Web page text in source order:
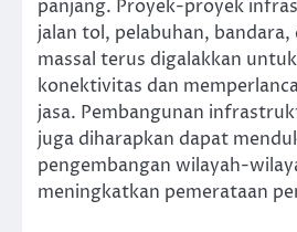
panjang. Proyek-proyek
jalan tol, pelabuhan,
massal terus digalakkan
konektivitas dan
jasa. Pembangunan
juga diharapkan dapat
pengembangan wilayah-
meningkatkan pemerataan